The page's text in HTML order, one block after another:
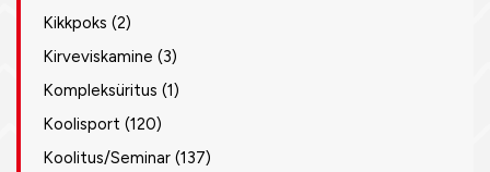
Kikkpoks (2)
Kirveviskamine (3)
Kompleksüritus (1)
Koolisport (120)
Koolitus/Seminar (137)